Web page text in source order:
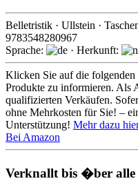
Belletristik · Ullstein ·
9783548280967
Sprache:
· Herkunft:
Klicken Sie auf die
Produkte zu informieren. Als
qualifizierten Verkäufen.
ohne Mehrkosten für Sie! –
Unterstützung! Mehr dazu hier
Bei Amazon
Verknallt bis �ber alle